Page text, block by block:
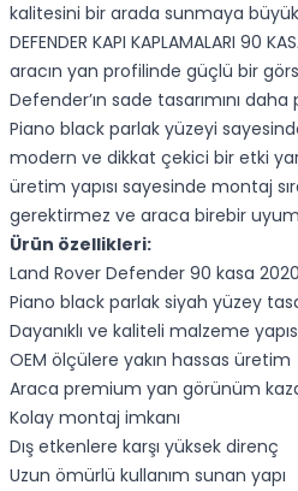
kalitesini bir arada sunmaya
DEFENDER KAPI KAPLAMALARI 90
aracın yan profilinde güçlü bir
Defender’ın sade tasarımını
Piano black parlak yüzeyi
modern ve dikkat çekici bir etki
üretim yapısı sayesinde montaj
gerektirmez ve araca birebir
Ürün özellikleri:
Land Rover Defender 90 kasa
Piano black parlak siyah yüzey
Dayanıklı ve kaliteli malzeme
OEM ölçülere yakın hassas üretim
Araca premium yan görünüm
Kolay montaj imkanı
Dış etkenlere karşı yüksek direnç
Uzun ömürlü kullanım sunan yapı